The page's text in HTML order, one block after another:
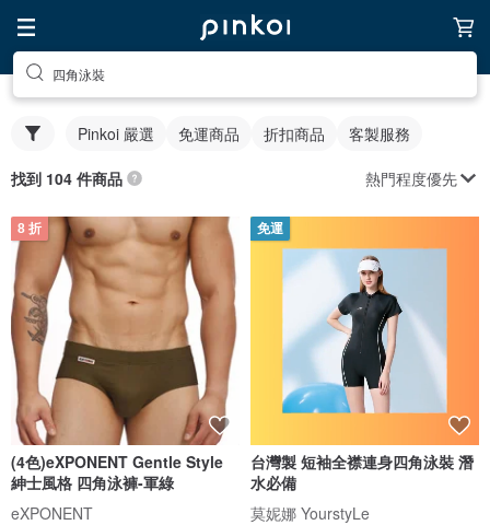
四角泳裝
Pinkoi 嚴選 免運商品 折扣商品 客製服務
找到 104 件商品 熱門程度優先
8 折
(4色)eXPONENT Gentle Style
紳士風格 四角泳褲-軍綠
eXPONENT
免運
台灣製 短袖全襟連身四角泳裝 潛
水必備
莫妮娜 YourstyLe